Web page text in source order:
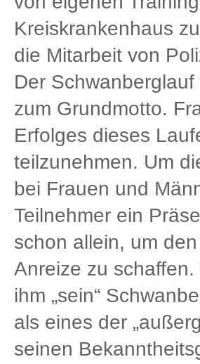
Kreiskrankenhaus
die Mitarbeit von
Der
zum Grundmotto.
Erfolges dieses
teilzunehmen. Um
bei Frauen und
Teilnehmer ein
schon allein, um
Anreize zu
ihm „sein“
als eines der
seinen